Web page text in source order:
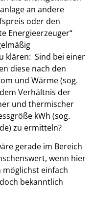
an andere
oder den
Energieerzeuger“
klären: Sind bei einer
diese nach den
und Wärme (sog.
Verhältnis der
und thermischer
kWh (sog.
zu ermitteln?
gerade im Bereich
wenn hier
möglichst einfach
bekanntlich